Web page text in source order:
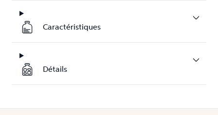
Caractéristiques
Détails